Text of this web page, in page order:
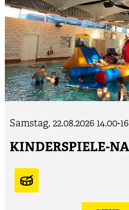
Samstag, 22.08.2026 14.00-
KINDERSPIELE-